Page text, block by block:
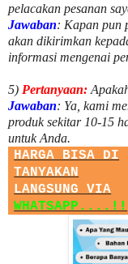
pelacakan pesanan
Jawaban: Kapan pun
akan dikirimkan
informasi mengenai
5) Pertanyaan:
Jawaban: Ya, kami
produk sekitar 10-15
untuk Anda.
HARGA BISA DI
TANYAKAN
LANGSUNG VIA
WHATSAPP....!!